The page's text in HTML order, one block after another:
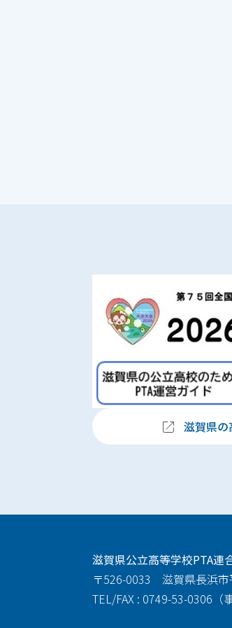
滋賀県
滋賀県公立高等学校PTA連
〒526-0033 滋賀県長浜
TEL/FAX : 0749-53-0306（